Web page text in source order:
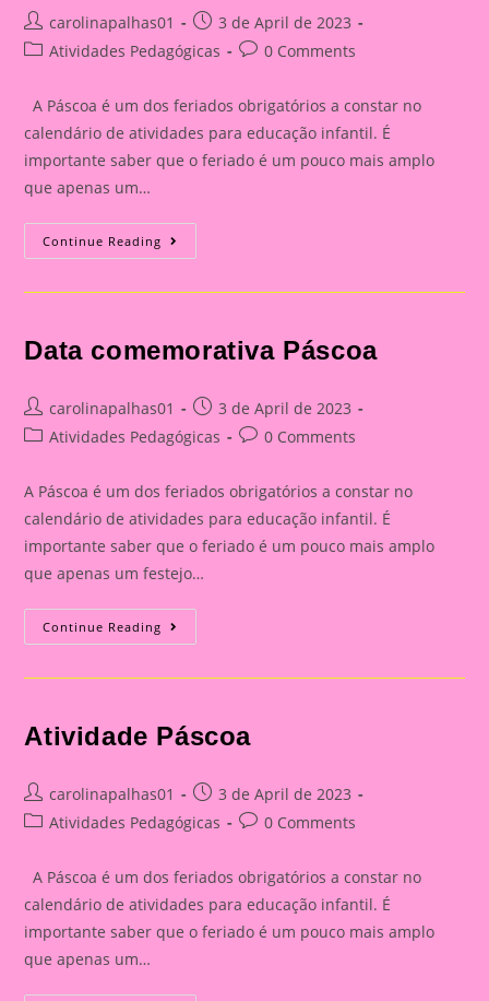
Post
author:
carolinapalhas01
Post
published:
3 de April de 2023
PostAtividades Pedagógicas
Post0 Comments
A Páscoa é um dos feriados obrigatórios a constar no
calendário de atividades para educação infantil. É
importante saber que o feriado é um pouco mais amplo
que apenas um…
Continue Reading Atividade
Páscoa
Data comemorativa Páscoa
Post
author:
carolinapalhas01
Post
published:
3 de April de 2023
PostAtividades Pedagógicas
Post0 Comments
A Páscoa é um dos feriados obrigatórios a constar no
calendário de atividades para educação infantil. É
importante saber que o feriado é um pouco mais amplo
que apenas um festejo…
Continue Reading Data
Comemorativa
Atividade Páscoa
Post
author:
carolinapalhas01
Post
published:
3 de April de 2023
PostAtividades Pedagógicas
Post0 Comments
A Páscoa é um dos feriados obrigatórios a constar no
calendário de atividades para educação infantil. É
importante saber que o feriado é um pouco mais amplo
que apenas um…